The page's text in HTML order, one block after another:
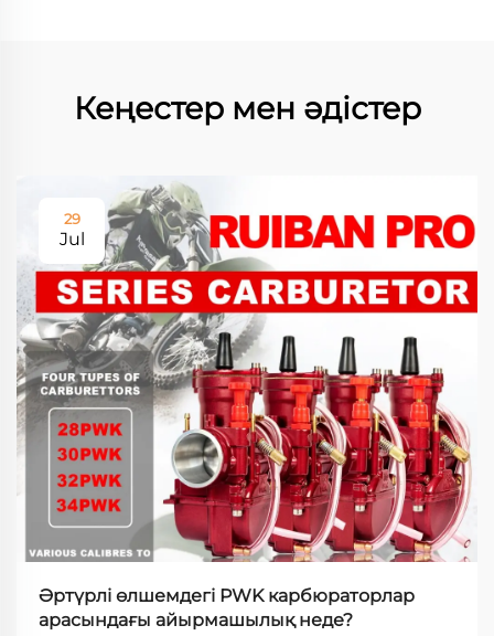
Кеңестер мен әдістер
29
Jul
Әртүрлі өлшемдегі PWK карбюраторлар
арасындағы айырмашылық неде?